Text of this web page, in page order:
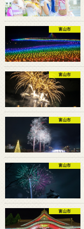
富山市
富山市
富山市
富山市
富山市